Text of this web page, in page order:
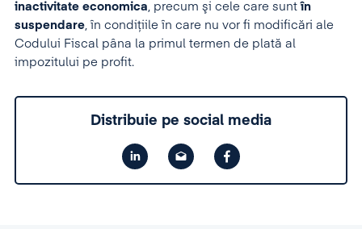
inactivitate economica, precum şi cele care suntîn
suspendare, în condiţiile în care nu vor fi modificări ale
Codului Fiscal pâna la primul termen de plată al
impozitului pe profit.
Distribuie pe social media